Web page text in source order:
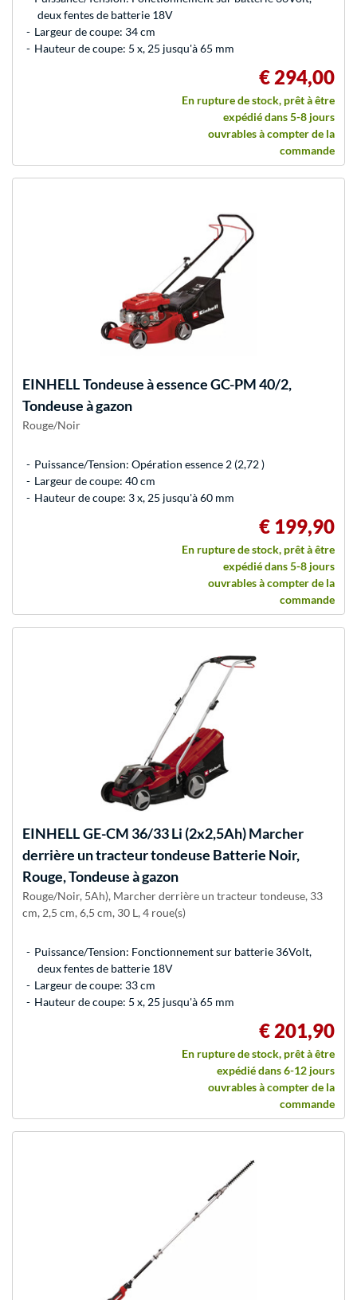
deux fentes de batterie 18V
Largeur de coupe: 34 cm
Hauteur de coupe: 5 x, 25 jusqu'à 65 mm
€ 294,00
En rupture de stock, prêt à être
expédié dans 5-8 jours
ouvrables à compter de la
commande
EINHELLTondeuse à essence GC-PM 40/2,
Tondeuse à gazon
Rouge/Noir
Puissance/Tension: Opération essence 2 (2,72 )
Largeur de coupe: 40 cm
Hauteur de coupe: 3 x, 25 jusqu'à 60 mm
€ 199,90
En rupture de stock, prêt à être
expédié dans 5-8 jours
ouvrables à compter de la
commande
EINHELLGE-CM 36/33 Li (2x2,5Ah) Marcher
derrière un tracteur tondeuse Batterie Noir,
Rouge, Tondeuse à gazon
Rouge/Noir, 5Ah), Marcher derrière un tracteur tondeuse, 33
cm, 2,5 cm, 6,5 cm, 30 L, 4 roue(s)
Puissance/Tension: Fonctionnement sur batterie 36Volt,
deux fentes de batterie 18V
Largeur de coupe: 33 cm
Hauteur de coupe: 5 x, 25 jusqu'à 65 mm
€ 201,90
En rupture de stock, prêt à être
expédié dans 6-12 jours
ouvrables à compter de la
commande